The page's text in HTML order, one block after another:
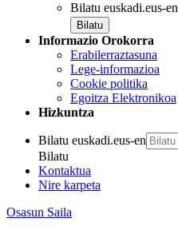
Bilatu euskadi.eus-en
Informazio Orokorra
Erabilerraztasuna
Lege-informazioa
Cookie politika
Egoitza Elektronikoa
Hizkuntza
Bilatu euskadi.eus-en
Bilatu
Kontaktua
Nire karpeta
Osasun Saila